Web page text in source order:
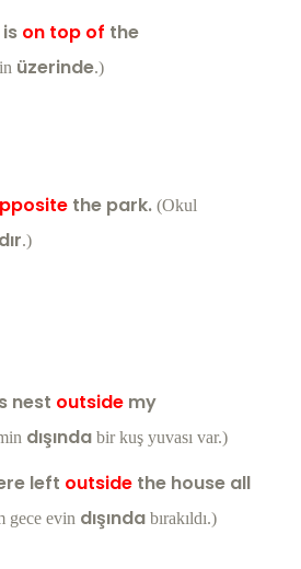
on top of the
üzerinde.)
the park. (Okul
.)
nest outside my
dışında bir kuş yuvası var.)
left outside the house all
gece evin dışında bırakıldı.)